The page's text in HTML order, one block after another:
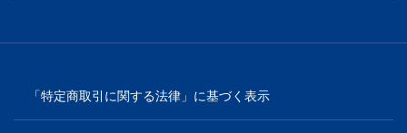
「特定商取引に関する法律」に基づく表示